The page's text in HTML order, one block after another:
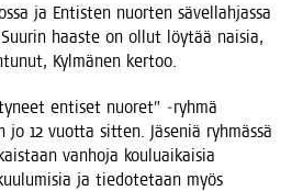
ja Entis­ten nuor­ten sävel­lah­jas­sa
haas­te on ollut löy­tää nai­sia,
Kyl­mä­nen kertoo.
enti­set nuo­ret” ‑ryh­mä
jo 12 vuot­ta sit­ten. Jäse­niä ryh­mäs­sä
van­ho­ja kou­luai­kai­sia
ja tie­do­te­taan myös